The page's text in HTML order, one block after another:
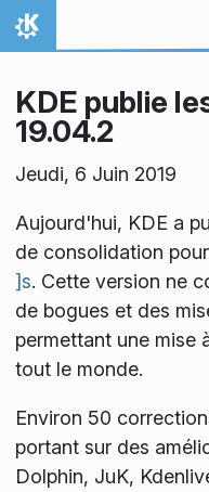
Aller directement au
Accueil
KDE publie
19.04.2
Jeudi, 6 Juin 2019
Aujourd'hui, KDE a
de consolidation
]s. Cette version ne
de bogues et des
permettant une mise
tout le monde.
Environ 50
portant sur des
Dolphin, JuK,